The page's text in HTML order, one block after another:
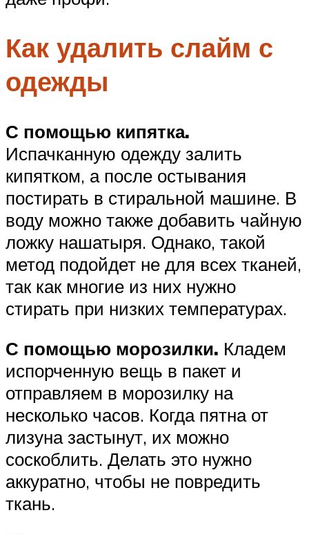
Как удалить слайм с
одежды
С помощью кипятка.
Испачканную одежду залить
кипятком, а после остывания
постирать в стиральной машине. В
воду можно также добавить чайную
ложку нашатыря. Однако, такой
метод подойдет не для всех тканей,
так как многие из них нужно
стирать при низких температурах.
С помощью морозилки. Кладем
испорченную вещь в пакет и
отправляем в морозилку на
несколько часов. Когда пятна от
лизуна застынут, их можно
соскоблить. Делать это нужно
аккуратно, чтобы не повредить
ткань.